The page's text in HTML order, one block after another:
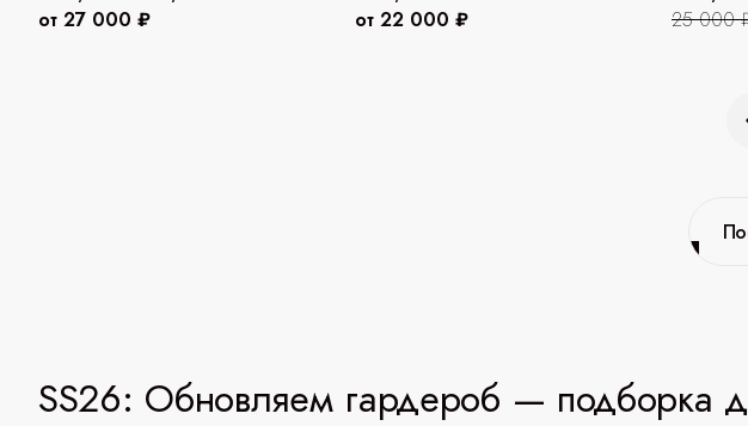
от 27 000 ₽
от 22 000 ₽
25 000
SS26: Обновляем гардероб — подборка